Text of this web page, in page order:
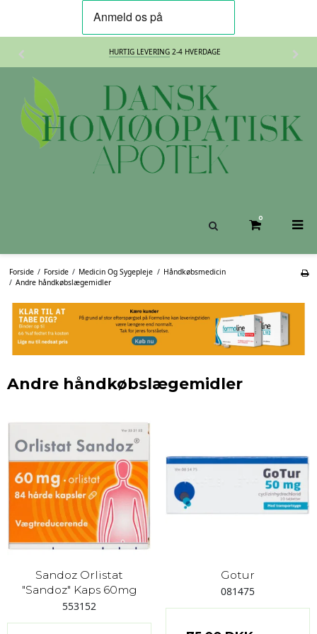
HURTIG LEVERING 2-4 HVERDAGE
0
Forside / Forside / Medicin Og Sygepleje / Håndkøbsmedicin
/ Andre håndkøbslægemidler
Andre håndkøbslægemidler
Sandoz Orlistat
"Sandoz" Kaps 60mg
553152
Gotur
081475